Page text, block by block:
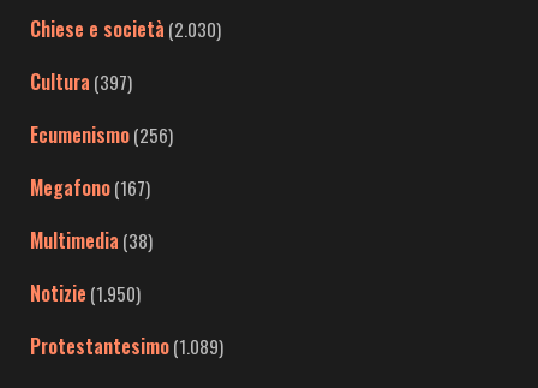
Chiese e società (2.030)
Cultura (397)
Ecumenismo(256)
Megafono(167)
Multimedia (38)
Notizie (1.950)
Protestantesimo(1.089)